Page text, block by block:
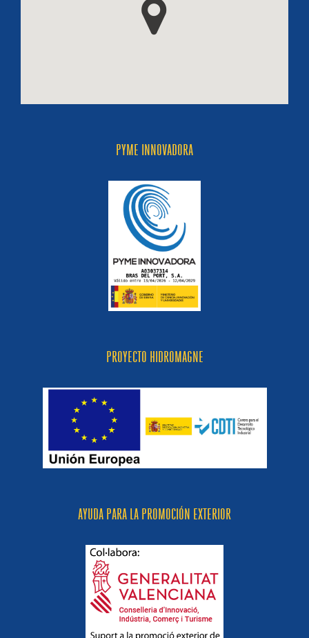
PYME INNOVADORA
PROYECTO HIDROMAGNE
AYUDA PARA LA PROMOCIÓN EXTERIOR